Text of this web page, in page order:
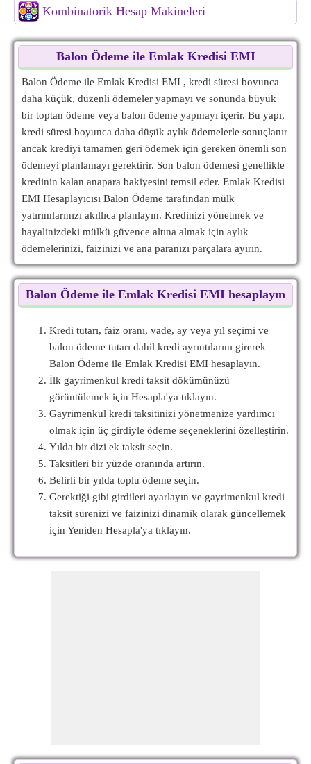
Kombinatorik Hesap Makineleri
Balon Ödeme ile Emlak Kredisi EMI
Balon Ödeme ile Emlak Kredisi EMI , kredi süresi boyunca
daha küçük, düzenli ödemeler yapmayı ve sonunda büyük
bir toptan ödeme veya balon ödeme yapmayı içerir. Bu yapı,
kredi süresi boyunca daha düşük aylık ödemelerle sonuçlanır
ancak krediyi tamamen geri ödemek için gereken önemli son
ödemeyi planlamayı gerektirir. Son balon ödemesi genellikle
kredinin kalan anapara bakiyesini temsil eder. Emlak Kredisi
EMI Hesaplayıcısı Balon Ödeme tarafından mülk
yatırımlarınızı akıllıca planlayın. Kredinizi yönetmek ve
hayalinizdeki mülkü güvence altına almak için aylık
ödemelerinizi, faizinizi ve ana paranızı parçalara ayırın.
Balon Ödeme ile Emlak Kredisi EMI hesaplayın
Kredi tutarı, faiz oranı, vade, ay veya yıl seçimi ve
balon ödeme tutarı dahil kredi ayrıntılarını girerek
Balon Ödeme ile Emlak Kredisi EMI hesaplayın.
İlk gayrimenkul kredi taksit dökümünüzü
görüntülemek için Hesapla'ya tıklayın.
Gayrimenkul kredi taksitinizi yönetmenize yardımcı
olmak için üç girdiyle ödeme seçeneklerini özelleştirin.
Yılda bir dizi ek taksit seçin.
Taksitleri bir yüzde oranında artırın.
Belirli bir yılda toplu ödeme seçin.
Gerektiği gibi girdileri ayarlayın ve gayrimenkul kredi
taksit sürenizi ve faizinizi dinamik olarak güncellemek
için Yeniden Hesapla'ya tıklayın.